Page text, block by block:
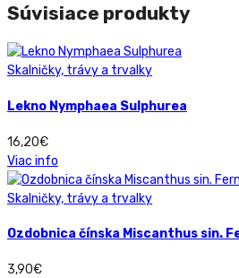
Súvisiace produkty
Skalničky, trávy a trvalky
Lekno Nymphaea Sulphurea
16,20€
Viac info
Skalničky, trávy a trvalky
Ozdobnica čínska Miscanthus sin.
3,90€